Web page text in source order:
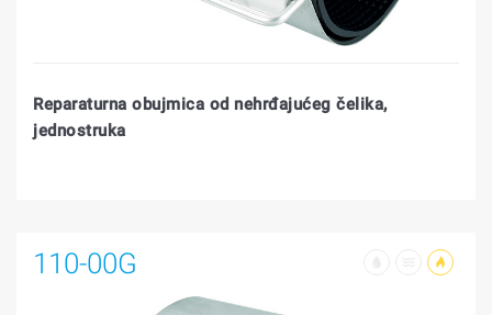
Reparaturna obujmica od nehrđajućeg čelika,
jednostruka
110-00G